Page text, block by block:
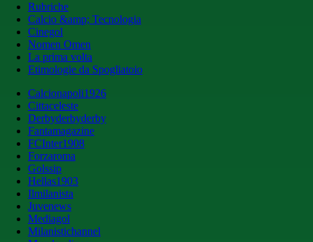
Rubriche
Calcio &amp; Tecnologia
Cinegol
Nomen Omen
La prima volta
Etimologie da Spogliatoio
Calcionapoli1926
Cittaceleste
Derbyderbyderby
Fantamagazine
FCInter1908
Forzaroma
Golssip
Hellas1903
Ilmilanista
Juvenews
Mediagol
Milanistichannel